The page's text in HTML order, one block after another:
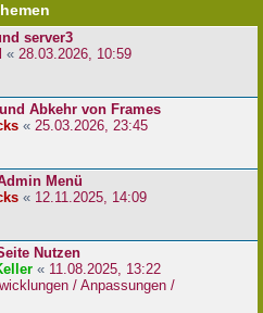
server3
« 28.03.2026, 10:59
Abkehr von Frames
« 25.03.2026, 23:45
Menü
« 12.11.2025, 14:09
Nutzen
« 11.08.2025, 13:22
/ Anpassungen /